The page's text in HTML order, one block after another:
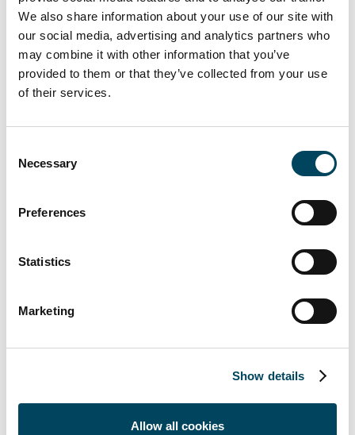
We also share information about your use of our site with
our social media, advertising and analytics partners who
may combine it with other information that you’ve
provided to them or that they’ve collected from your use
of their services.
Selection
Necessary
Preferences
Statistics
Marketing
Show details
Allow all cookies
Optimale
Objektpositionierung im
Vermietungsmarkt durch
die Expertise des lokalen
Asset Managements.
bei
Die Angaben und Daten werden auf freiwilliger Basis zur Verfügung
Informationen, insbesondere die entsprechenden Verkaufsunterlagen
des Investmentfonds (z. B. Verkaufsprospekt, Basisinformationsblatt),
Anlageentscheidung zu unterstützen. Daher wird empfohlen, dass
mit ihrem Anlageberater und Steuerberater halten.